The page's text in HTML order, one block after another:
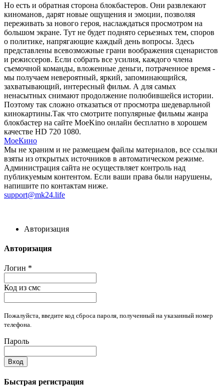
Но есть и обратная сторона блокбастеров. Они развлекают
киноманов, дарят новые ощущения и эмоции, позволяя
переживать за нового героя, наслаждаться просмотром на
большом экране. Тут не будет поднято серьезных тем, споров
о политике, напрягающие каждый день вопросы. Здесь
представлены всевозможные грани воображения сценаристов
и режиссеров. Если собрать все усилия, каждого члена
съемочной команды, вложенные деньги, потраченное время -
мы получаем невероятный, яркий, запоминающийся,
захватывающий, интересный фильм. А для самых
ненасытных снимают продолжение полюбившейся истории.
Поэтому так сложно отказаться от просмотра шедеварльной
кинокартины.Так что смотрите популярные фильмы жанра
блокбастер на сайте MoeKino онлайн бесплатно в хорошем
качестве HD 720 1080.
МоеКино
Мы не храним и не размещаем файлы материалов, все ссылки
взяты из открытых источников в автоматическом режиме.
Администрация сайта не осуществляет контроль над
публикуемым контентом. Если ваши права были нарушены,
напишите по контактам ниже.
support@mk24.life
Авторизация
Авторизация
Логин *
Код из смс
Пожалуйста, введите код сброса пароля, полученный на указанный номер
телефона.
Пароль
Вход
Быстрая регистрация